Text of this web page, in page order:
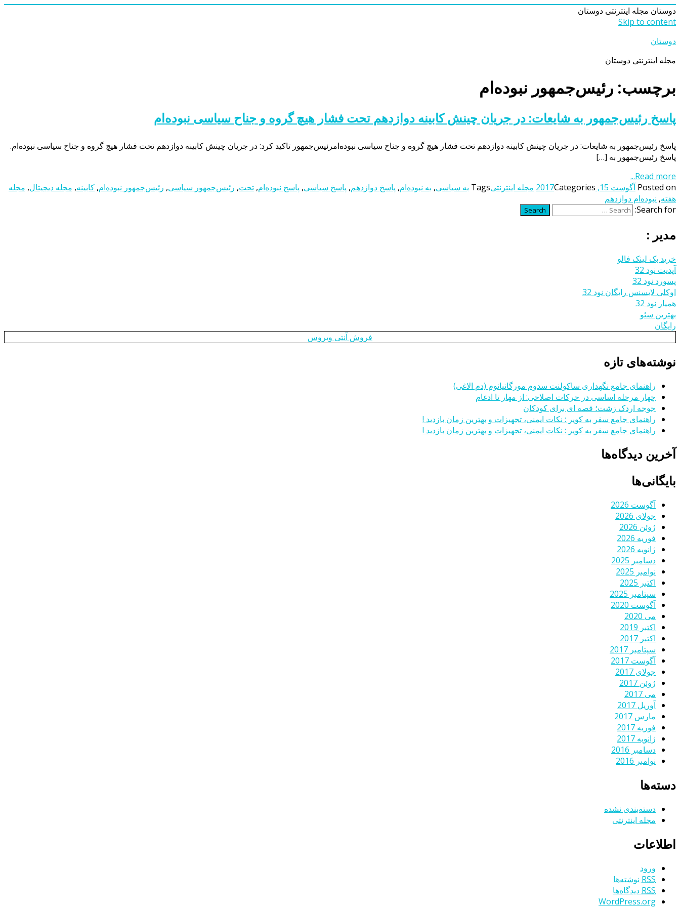
دوستان مجله اینترنتی دوستان
Skip to content
دوستان
مجله اینترنتی دوستان
برچسب: رئیس‌جمهور نبوده‌ام
پاسخ رئیس‌جمهور به شایعات: در جریان چینش کابینه دوازدهم تحت فشار هیچ گروه و جناح سیاسی نبوده‌ام
پاسخ رئیس‌جمهور به شایعات: در جریان چینش کابینه دوازدهم تحت فشار هیچ گروه و جناح سیاسی نبوده‌امرئیس‌جمهور تاکید کرد: در جریان چینش کابینه دوازدهم تحت فشار هیچ گروه و جناح سیاسی نبوده‌ام.
پاسخ رئیس‌جمهور به […]
Read more...
Posted on آگوست 15, 2017 Categories مجله اینترنتیTags به سیاسی, به نبوده‌ام, پاسخ دوازدهم, پاسخ سیاسی, پاسخ نبوده‌ام, تحت, رئیس‌جمهور سیاسی, رئیس‌جمهور نبوده‌ام, کابینه, مجله دیجیتال, مجله
هفته, نبوده‌ام دوازدهم
Search for:
Search
مدیر :
خرید بک لینک فالو
آپدیت نود 32
پسورد نود 32
اوکلی لایسنس رایگان نود 32
همیار نود 32
بهترین سئو
رایگان
فروش آنتی ویروس
نوشته‌های تازه
راهنمای جامع نگهداری ساکولنت سدوم مورگانیانوم (دم الاغی)
چهار مرحله اساسی در حرکات اصلاحی: از مهار تا ادغام
جوجه اردک زشت؛ قصه ای برای کودکان
راهنمای جامع سفر به کویر : نکات ایمنی، تجهیزات و بهترین زمان بازدید !
راهنمای جامع سفر به کویر : نکات ایمنی، تجهیزات و بهترین زمان بازدید !
آخرین دیدگاه‌ها
بایگانی‌ها
آگوست 2026
جولای 2026
ژوئن 2026
فوریه 2026
ژانویه 2026
دسامبر 2025
نوامبر 2025
اکتبر 2025
سپتامبر 2025
آگوست 2020
می 2020
اکتبر 2019
اکتبر 2017
سپتامبر 2017
آگوست 2017
جولای 2017
ژوئن 2017
می 2017
آوریل 2017
مارس 2017
فوریه 2017
ژانویه 2017
دسامبر 2016
نوامبر 2016
دسته‌ها
دسته‌بندی نشده
مجله اینترنتی
اطلاعات
ورود
RSS نوشته‌ها
RSS دیدگاه‌ها
WordPress.org